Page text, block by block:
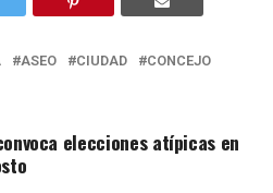
ASEO CIUDAD
CONCEJO
elecciones atípicas en